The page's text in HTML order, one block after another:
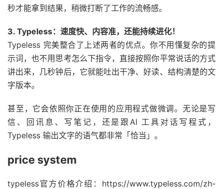
秒才能拿到结果，稍微打断了工作的流畅感。
3. Typeless：速度快、内容准，还能持续进化！
Typeless 完美整合了上述两者的优点。你不用懂复杂的提
示词，也不用思考怎么下指令，直接按照你平常说话的方式
讲出来，几秒钟后，它就能吐出干净、好读、结构清楚的文
字版本。
甚至，它会依照你正在使用的应用程式做微调。无论是写
信、回讯息、写笔记，还是跟AI 工具对话写程式，
Typeless 输出文字的语气都非常「恰当」。
price system
typeless官方价格介绍：https://www.typeless.com/zh-